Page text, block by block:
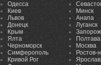
Одесса
Киев
Львов
Донецк
Крым
Ялта
Черноморск
Симферополь
Кривой Рог
Минск
Анапа
Луганск
Полтава
Москва
Ростов-